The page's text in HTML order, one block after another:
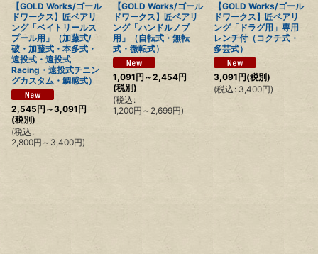
【GOLD Works/ゴール
ドワークス】匠ベアリ
ング「ベイトリールス
プール用」（加藤式/
破・加藤式・本多式・
遠投式・遠投式
Racing・遠投式チニン
グカスタム・鯛感式）
2,545円 ～3,091円
(税別)
(税込 :
2,800円 ～3,400円)
【GOLD Works/ゴール
ドワークス】匠ベアリ
ング「ハンドルノブ
用」（自転式・無転
式・微転式）
1,091円 ～2,454円
(税別)
(税込 :
1,200円 ～2,699円)
【GOLD Works/ゴール
ドワークス】匠ベアリ
ング「ドラグ用」専用
レンチ付（コクチ式・
多芸式）
3,091円(税別)
(税込 : 3,400円)